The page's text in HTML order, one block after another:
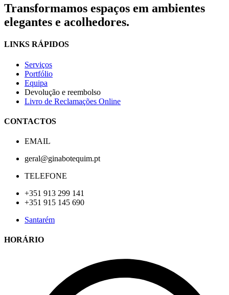
Transformamos espaços em ambientes
elegantes e acolhedores.
LINKS RÁPIDOS
Serviços
Portfólio
Equipa
Devolução e reembolso
Livro de Reclamações Online
CONTACTOS
EMAIL
geral@ginabotequim.pt
TELEFONE
+351 913 299 141
+351 915 145 690
Santarém
HORÁRIO